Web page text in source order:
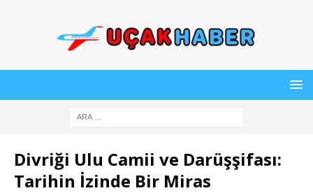
Divriği Ulu Camii ve Darüşşifası:
Tarihin İzinde Bir Miras